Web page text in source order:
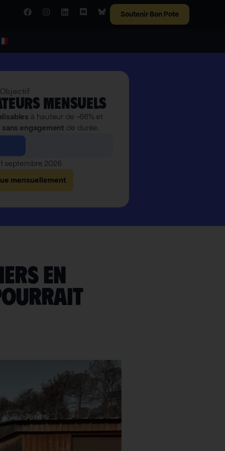
Soutenir Bon Pote
mensuels
à hauteur de -66% et
sans engagement de durée.
septembre 2026
mensuellement
en